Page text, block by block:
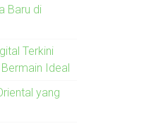
Baru di
Terkini
Ideal
yang